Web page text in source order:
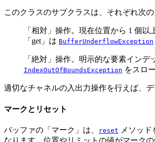
このクラスのサブクラスは、それぞれ次
「相対」操作。現在位置から 1 個
「get」は BufferUnderflowException
「絶対」操作。明示的な要素イン
IndexOutOfBoundsException をスロ
適切なチャネルの入出力操作を行えば、
マークとリセット
バッファの「マーク」は、 reset メソッ
なります。位置やリミットの値がマーク